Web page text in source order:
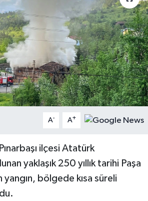
A- A+
ilçesi Atatürk
yaklaşık 250 yıllık tarihi Paşa
yangın, bölgede kısa süreli